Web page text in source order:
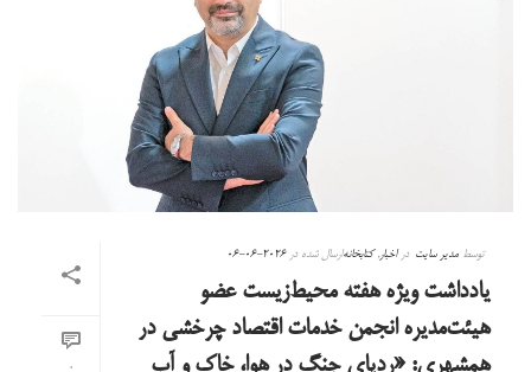
0
توسط مدیر سایت دراخبار,کتابخانهارسال شده در2026-06-06
یادداشت ویژه هفته محیط‌زیست عضو
هیئت‌مدیره انجمن خدمات اقتصاد چرخشی در
همشهری: «ردپای جنگ در هوا، خاک و آب